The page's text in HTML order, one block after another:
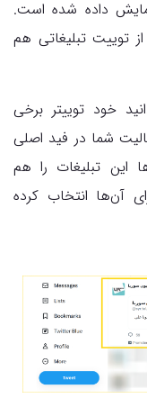
داده شده است.
توییت تبلیغاتی هم
خود توییتر برخی
شما در فید اصلی
این تبلیغات را هم
آن‌ها انتخاب کرده